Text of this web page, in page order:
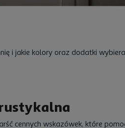
i jakie kolory oraz dodatki
cennych wskazówek, które